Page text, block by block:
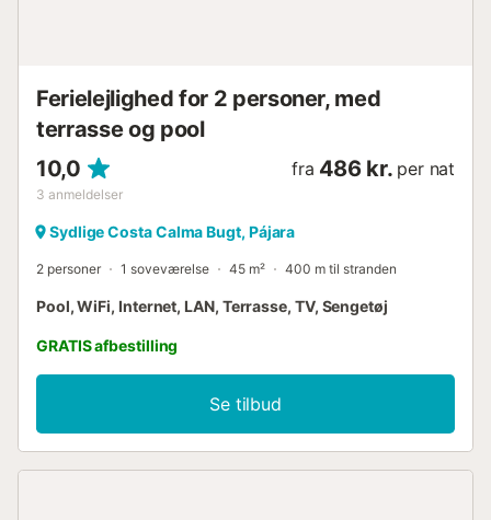
Ferielejlighed for 2 personer, med
terrasse og pool
10,0
3 anmeldelser
fra 486 kr. per nat
Sydlige Costa Calma Bugt, Pájara
2 personer 1 soveværelse 45 m² 400 m til stranden
Pool, WiFi, Internet, LAN, Terrasse, TV, Sengetøj
GRATIS afbestilling
Se tilbud